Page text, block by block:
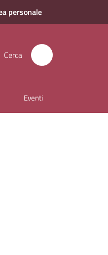
personale
Cerca
Eventi